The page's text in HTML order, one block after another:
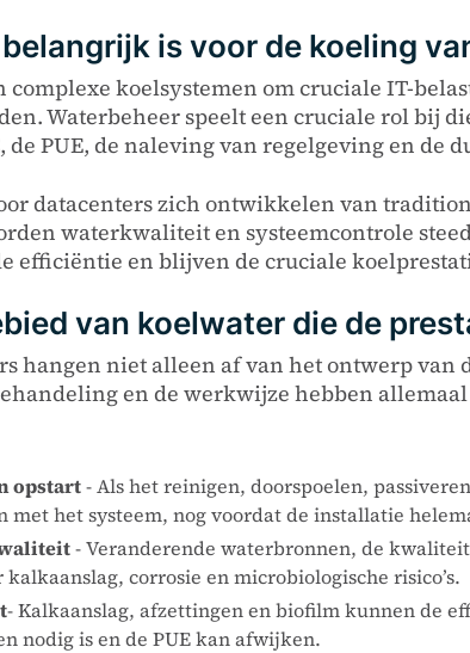
is voor de koeling
koelsystemen om cruciale IT-
Waterbeheer speelt een cruciale rol bij
PUE, de naleving van regelgeving en de
datacenters zich ontwikkelen van
waterkwaliteit en systeemcontrole
efficiëntie en blijven de cruciale
van koelwater die de
hangen niet alleen af van het ontwerp
en de werkwijze hebben
opstart- Als het reinigen, doorspoelen,
met het systeem, nog voordat de installatie
- Veranderende waterbronnen, de
corrosie en microbiologische risico’s.
- Kalkaanslag, afzettingen en biofilm kunnen de
nodig is en de PUE kan afwijken.